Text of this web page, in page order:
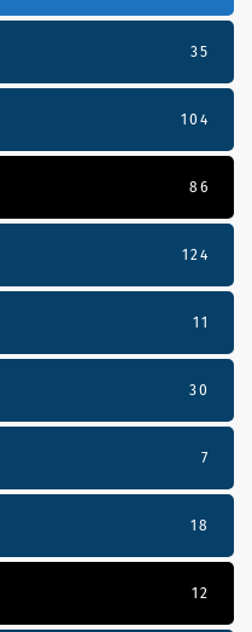
35
104
86
124
11
30
7
18
12